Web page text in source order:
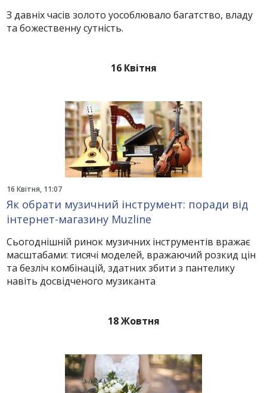
З давніх часів золото уособлювало багатство, владу
та божественну сутність.
16 Квітня
16 Квітня, 11:07
Як обрати музичний інструмент: поради від
інтернет-магазину Muzline
Сьогоднішній ринок музичних інструментів вражає
масштабами: тисячі моделей, вражаючий розкид цін
та безліч комбінацій, здатних збити з пантелику
навіть досвідченого музиканта
18 Жовтня